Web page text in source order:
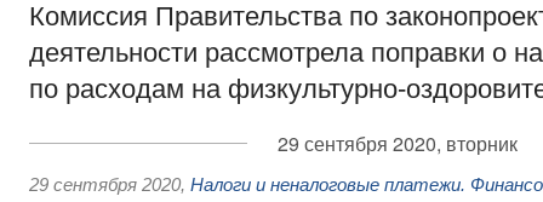
Комиссия Правительства по
деятельности рассмотрела поправки о
по расходам на физкультурно-
29 сентября 2020, вторник
29 сентября 2020, Налоги и неналоговые платежи.